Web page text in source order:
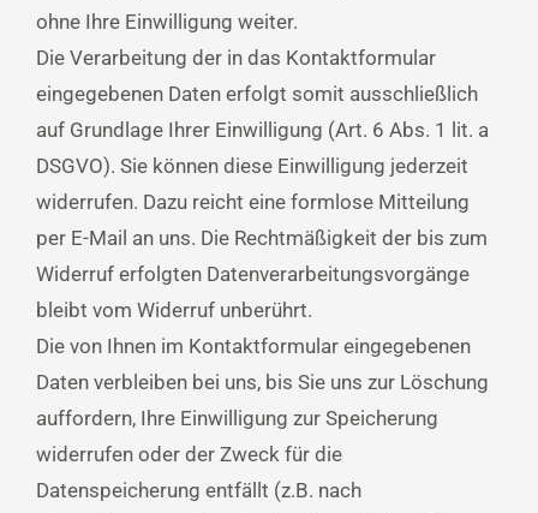
ohne Ihre Einwilligung weiter.
Die Verarbeitung der in das Kontaktformular
eingegebenen Daten erfolgt somit ausschließlich
auf Grundlage Ihrer Einwilligung (Art. 6 Abs. 1 lit. a
DSGVO). Sie können diese Einwilligung jederzeit
widerrufen. Dazu reicht eine formlose Mitteilung
per E-Mail an uns. Die Rechtmäßigkeit der bis zum
Widerruf erfolgten Datenverarbeitungsvorgänge
bleibt vom Widerruf unberührt.
Die von Ihnen im Kontaktformular eingegebenen
Daten verbleiben bei uns, bis Sie uns zur Löschung
auffordern, Ihre Einwilligung zur Speicherung
widerrufen oder der Zweck für die
Datenspeicherung entfällt (z.B. nach